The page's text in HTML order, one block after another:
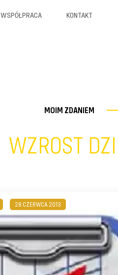
WSPÓŁPRACA KONTAKT
MOIM ZDANIEM
WZROST
28 CZERWCA 2013